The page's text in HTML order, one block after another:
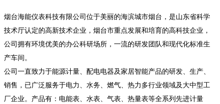
烟台海能仪表科技有限公司位于美丽的海滨城市烟台，是山东省科学
技术厅认定的高新技术企业，烟台市重点发展和培育的高科技企业，
公司拥有环境优美的办公科研场所，一流的研发团队和现代化标准生
产车间。
公司一直致力于能源计量、配电电器及家居智能产品的研发、生产、
销售，已广泛服务于电力、水务、燃气、热力多行业领域及大中型工
厂企业。产品有：电能表、水表、气表、热量表等全系列先进计量